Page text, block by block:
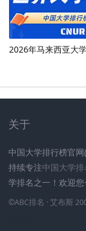
2026年马来西亚大
关于
中国大学排行榜官
持续专注中国大学排
学排名之一！欢迎
©ABC排名 · 艾布斯